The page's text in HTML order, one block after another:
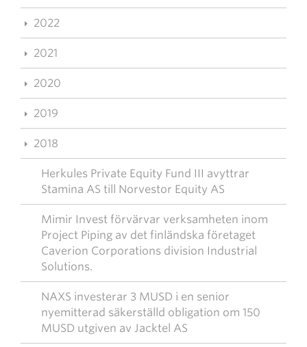
2022
2021
2020
2019
2018
Herkules Private Equity Fund III avyttrar
Stamina AS till Norvestor Equity AS
Mimir Invest förvärvar verksamheten inom
Project Piping av det finländska företaget
Caverion Corporations division Industrial
Solutions.
NAXS investerar 3 MUSD i en senior
nyemitterad säkerställd obligation om 150
MUSD utgiven av Jacktel AS